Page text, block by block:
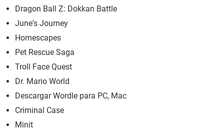
Dragon Ball Z: Dokkan Battle
June's Journey
Homescapes
Pet Rescue Saga
Troll Face Quest
Dr. Mario World
Descargar Wordle para PC, Mac
Criminal Case
Minit